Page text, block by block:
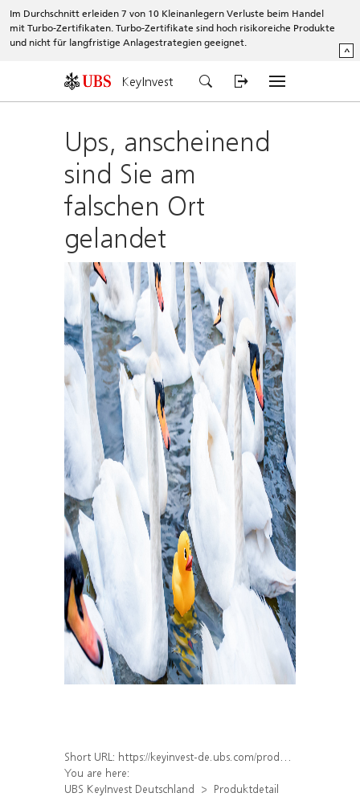
Im Durchschnitt erleiden 7 von 10 Kleinanlegern Verluste beim Handel
mit Turbo-Zertifikaten. Turbo-Zertifikate sind hoch risikoreiche Produkte
und nicht für langfristige Anlagestrategien geeignet.
^
KeyInvest
Ups, anscheinend
sind Sie am
falschen Ort
gelandet
Short URL: https://keyinvest-de.ubs.com/produkt/detail/index/isin/DE000WA76HP2
You are here:
UBS KeyInvest Deutschland
Produktdetail